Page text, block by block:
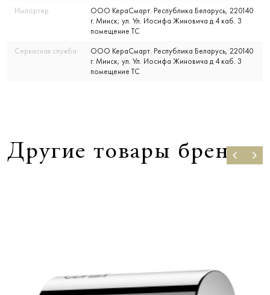
Импортер
ООО КераСмарт. Республика Беларусь, 220140
г. Минск; ул. Ул. Иосифа Жиновича д 4 каб. 3
помещение ТС
Сервисная служба
ООО КераСмарт. Республика Беларусь, 220140
г. Минск; ул. Ул. Иосифа Жиновича д 4 каб. 3
помещение ТС
Другие товары бренда